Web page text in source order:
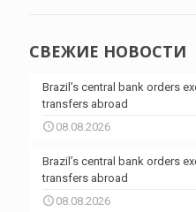
СВЕЖИЕ НОВОСТИ
Brazil’s central bank orders
transfers abroad
08.08.2026
Brazil’s central bank orders
transfers abroad
08.08.2026